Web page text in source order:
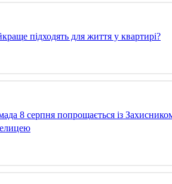
підходять для життя у квартирі?
8 серпня попрощається із